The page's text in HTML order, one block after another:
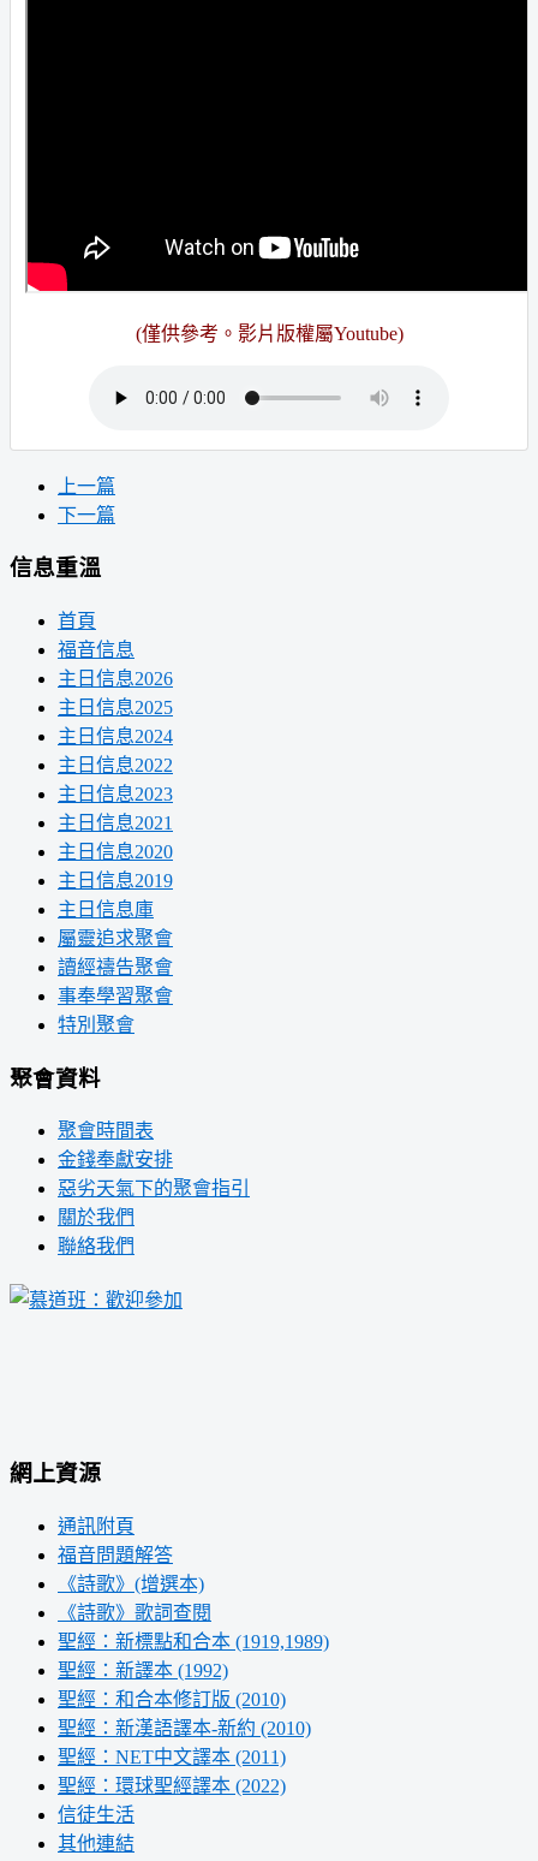
(僅供參考。 影片版權屬Youtube)
上一篇
下一篇
信息重溫
首頁
福音信息
主日信息2026
主日信息2025
主日信息2024
主日信息2022
主日信息2023
主日信息2021
主日信息2020
主日信息2019
主日信息庫
屬靈追求聚會
讀經禱告聚會
事奉學習聚會
特別聚會
聚會資料
聚會時間表
金錢奉獻安排
惡劣天氣下的聚會指引
關於我們
聯絡我們
網上資源
通訊附頁
福音問題解答
《詩歌》(增選本)
《詩歌》歌詞查閱
聖經：新標點和合本 (1919,1989)
聖經：新譯本 (1992)
聖經：和合本修訂版 (2010)
聖經：新漢語譯本-新約 (2010)
聖經：NET中文譯本 (2011)
聖經：環球聖經譯本 (2022)
信徒生活
其他連結